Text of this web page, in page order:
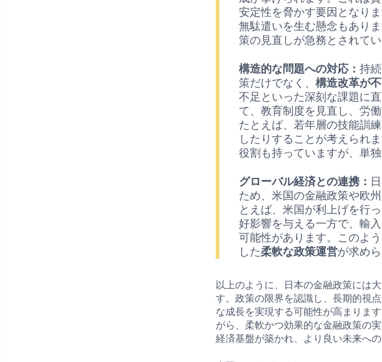
安定性を脅かす要因となり
無駄遣いを生む懸念もあり
策の見直しが急務とされてい
構造的な問題への対応：持
策だけでなく、構造改革が
不足といった深刻な課題に
て、教育制度を見直し、労
たとえば、若年層の技能訓
したりすることが考えられ
役割も持っていますが、単
グローバル経済との連携：
ため、米国の金融政策や欧
とえば、米国が利上げを行
好影響を与える一方で、輸
可能性があります。このよ
した柔軟な政策運営が求めら
以上のように、日本の金融政策には
す。政策の限界を認識し、長期的視
な成長を実現する可能性が高まりま
がら、柔軟かつ効果的な金融政策の
経済基盤が築かれ、より良い未来へ